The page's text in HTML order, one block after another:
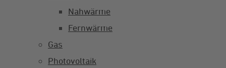
Nahwärme
Fernwärme
Gas
Photovoltaik